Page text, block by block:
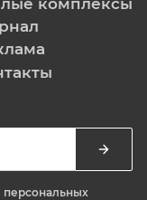
персональных